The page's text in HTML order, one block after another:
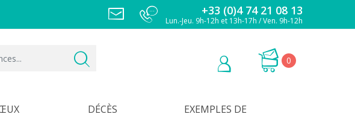
+33 (0)4 74 21 08 13
Lun.-Jeu. 9h-12h et 13h-17h / Ven. 9h-12h
0
DÉCÈS
EXEMPLES DE